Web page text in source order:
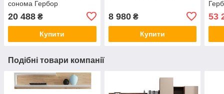
сонома Гербор
20 488 ₴
Купити
8 980₴
Купити
53
Подібні товари компанії